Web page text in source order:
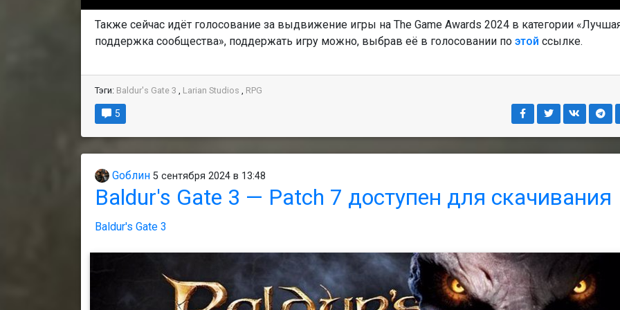
Также сейчас идёт голосование за выдвижение игры на The Game Awards 2024 в категории
поддержка сообщества»‎, поддержать игру можно, выбрав её в голосовании по этой ссылке.
Тэги: Baldur's Gate 3 Larian Studios RPG
5
Gоблин 5 сентября 2024 в 13:48
Baldur's Gate 3 — Patch 7 доступен для скачивания
Baldur's Gate 3